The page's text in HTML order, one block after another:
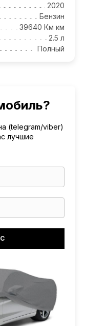
2020
Бензин
39640 Км км
2.5 л
Полный
(telegram/viber)
лучшие